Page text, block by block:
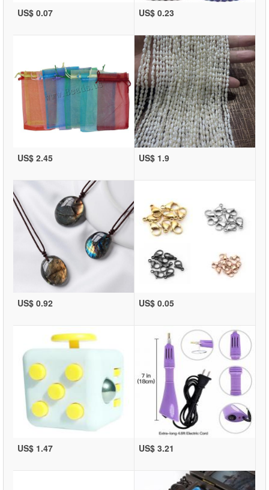
US$ 0.07 US$ 0.23
US$ 2.45 US$ 1.9
US$ 0.92 US$ 0.05
US$ 1.47 US$ 3.21